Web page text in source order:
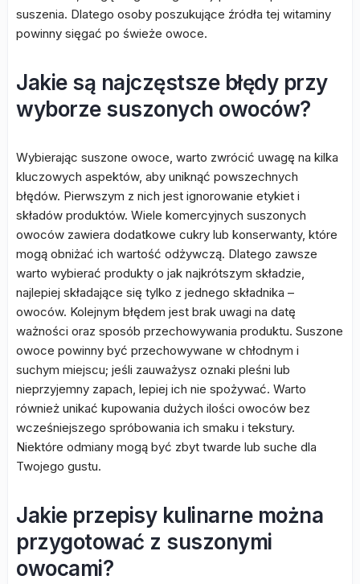
suszenia. Dlatego osoby poszukujące źródła tej witaminy
powinny sięgać po świeże owoce.
Jakie są najczęstsze błędy przy
wyborze suszonych owoców?
Wybierając suszone owoce, warto zwrócić uwagę na kilka
kluczowych aspektów, aby uniknąć powszechnych
błędów. Pierwszym z nich jest ignorowanie etykiet i
składów produktów. Wiele komercyjnych suszonych
owoców zawiera dodatkowe cukry lub konserwanty, które
mogą obniżać ich wartość odżywczą. Dlatego zawsze
warto wybierać produkty o jak najkrótszym składzie,
najlepiej składające się tylko z jednego składnika –
owoców. Kolejnym błędem jest brak uwagi na datę
ważności oraz sposób przechowywania produktu. Suszone
owoce powinny być przechowywane w chłodnym i
suchym miejscu; jeśli zauważysz oznaki pleśni lub
nieprzyjemny zapach, lepiej ich nie spożywać. Warto
również unikać kupowania dużych ilości owoców bez
wcześniejszego spróbowania ich smaku i tekstury.
Niektóre odmiany mogą być zbyt twarde lub suche dla
Twojego gustu.
Jakie przepisy kulinarne można
przygotować z suszonymi
owocami?